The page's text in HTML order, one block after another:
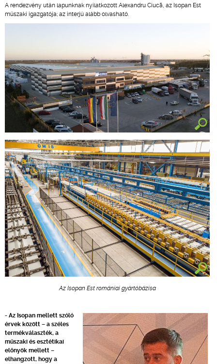
A rendezvény után lapunknak nyilatkozott Alexandru Ciucã, az Isopan Est
műszaki igazgatója; az interjú alább olvasható.
Az Isopan Est romániai gyártóbázisa
- Az Isopan mellett szóló
érvek között – a széles
termékválaszték, a
műszaki és esztétikai
előnyök mellett –
elhangzott, hogy a